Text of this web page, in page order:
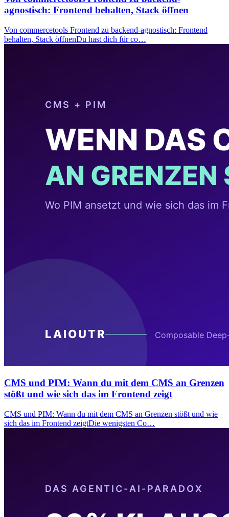
agnostisch: Frontend behalten, Stack öffnen
Von commercetools Frontend zu backend-agnostisch: Frontend
behalten, Stack öffnenDu hast dich für co…
CMS und PIM: Wann du mit dem CMS an Grenzen
stößt und wie sich das im Frontend zeigt
CMS und PIM: Wann du mit dem CMS an Grenzen stößt und wie
sich das im Frontend zeigtDie wenigsten Co…